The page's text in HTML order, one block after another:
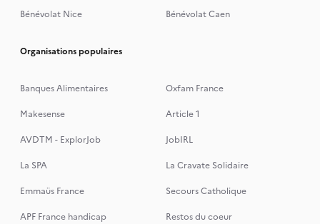
Bénévolat Nice
Bénévolat Caen
Organisations populaires
Banques Alimentaires
Oxfam France
Makesense
Article 1
AVDTM - ExplorJob
JobIRL
La SPA
La Cravate Solidaire
Emmaüs France
Secours Catholique
APF France handicap
Restos du coeur